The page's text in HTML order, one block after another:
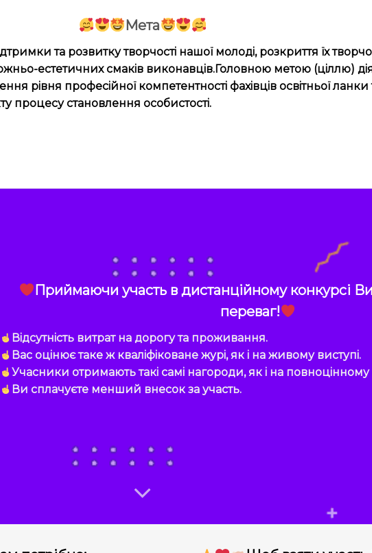
Мета
та розвитку творчості нашої молоді, розкриття їх
естетичних смаків виконавців.Головною метою (ціллю)
рівня професійної компетентності фахівців освітньої ланки
процесу становлення особистості.
Приймаючи участь в дистанційному конкурсі
переваг!
Відсутність витрат на дорогу та проживання.
Вас оцінює таке ж кваліфіковане журі, як і на живому виступі.
Учасники отримають такі самі нагороди, як і на повноцінному
Ви сплачуєте менший внесок за участь.